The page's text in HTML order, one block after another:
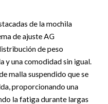
de la mochila
de ajuste AG
de peso
y una comodidad sin igual.
malla suspendido que se
proporcionando una
la fatiga durante largas